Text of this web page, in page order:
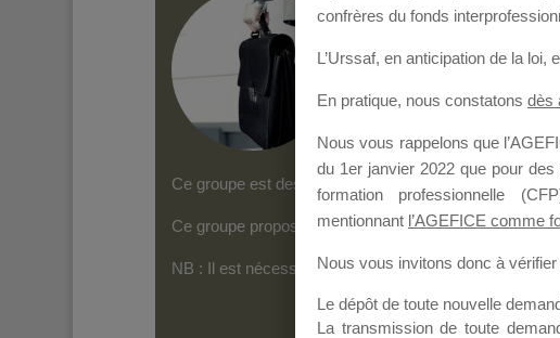
Ce groupe est destiné aux Organismes de Formation
Ce groupe propose un forum dédié au support sur
NB : Il est nécessaire d’êtreinscrit(e)pour pouvoir
confrères du fonds
L’Urssaf, en anticipation de la loi,
En pratique, nous constatons dès
Nous vous rappelons que
du 1er janvier 2022 que pour
formation professionnelle
mentionnant l’AGEFICE comme
Nous vous invitons donc à
Le dépôt de toute nouvelle
La transmission de toute